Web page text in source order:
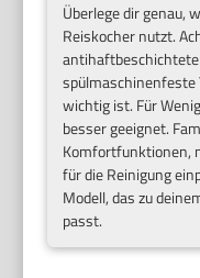
Überlege dir genau,
Reiskocher nutzt.
spülmaschinenfeste
wichtig ist. Für
besser geeignet.
Komfortfunktionen,
für die Reinigung
Modell, das zu
passt.